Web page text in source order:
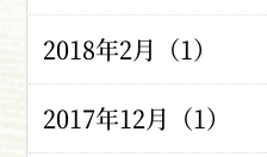
2018年2月（1）
2017年12月（1）